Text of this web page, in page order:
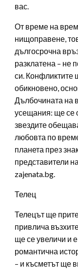
вас.
От време на
нищоправене,
дългосрочна
разклатена – не
си. Конфликтите
обикновено,
Дълбочината на
усещания: ще се
звездите
любовта по
планета през
представители
zajenata.bg.
Телец
Телецът ще
привлича
ще се увеличи и
романтична
– и късметът ще